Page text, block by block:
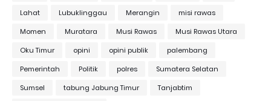
Lahat
Lubuklinggau Merangin
misi rawas
Momen
Muratara Musi Rawas
Musi Rawas Utara
Oku Timur
opini opini publik
palembang
Pemerintah
Politik polres
Sumatera Selatan
Sumsel
tabung Jabung Timur
Tanjabtim